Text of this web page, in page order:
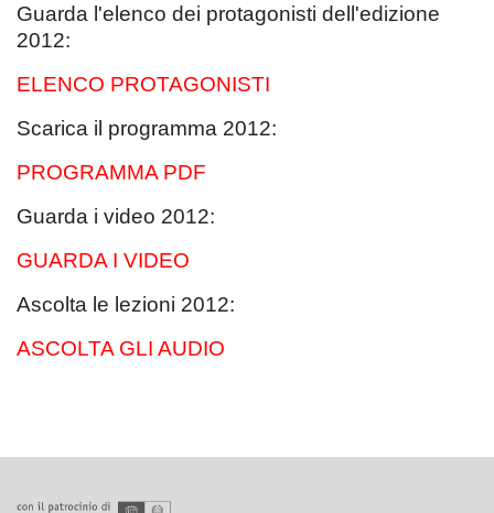
Guarda l'elenco dei protagonisti dell'edizione
2012:
ELENCO PROTAGONISTI
Scarica il programma 2012:
PROGRAMMA PDF
Guarda i video 2012:
GUARDA I VIDEO
Ascolta le lezioni 2012:
ASCOLTA GLI AUDIO